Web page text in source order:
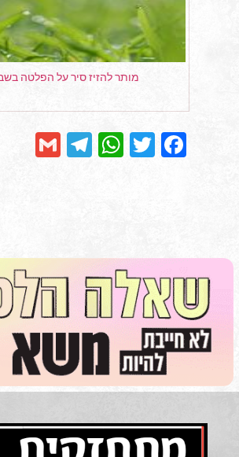
מותר להזיז סיר על הפלטה
Facebook
Twitter